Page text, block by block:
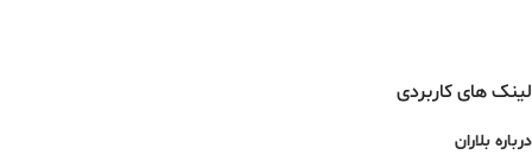
لینک های کاربردی
درباره بلاران